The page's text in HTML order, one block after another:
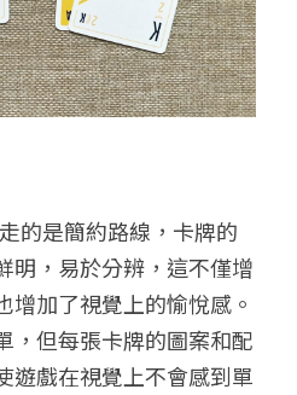
的是簡約路線，卡牌的
明，易於分辨，這不僅增
增加了視覺上的愉悅感。
，但每張卡牌的圖案和配
遊戲在視覺上不會感到單